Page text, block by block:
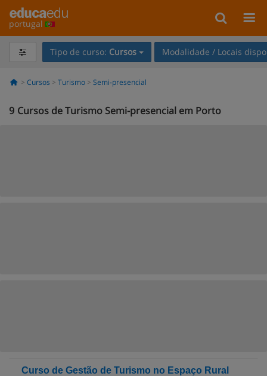
portugal
Tipo de curso: Cursos Modalidade / Locais
Cursos Turismo Semi-presencial
9 Cursos de Turismo Semi-presencial em Porto
Curso de Gestão de Turismo no Espaço Rural